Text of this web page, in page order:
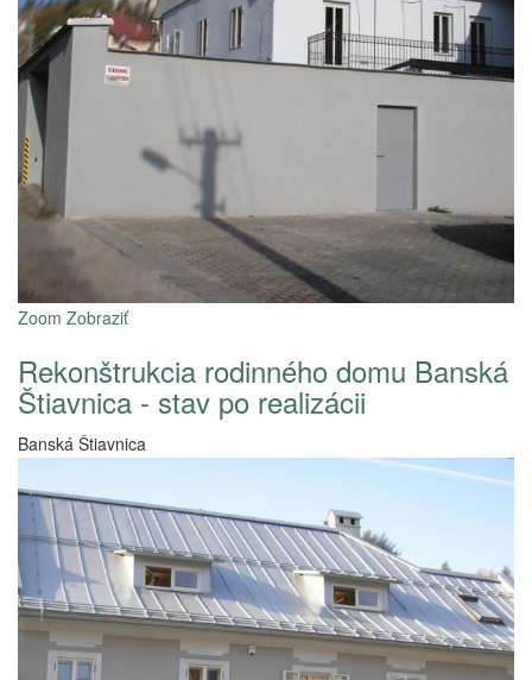
Zoom Zobraziť
Rekonštrukcia rodinného domu Banská
Štiavnica - stav po realizácii
Banská Štiavnica